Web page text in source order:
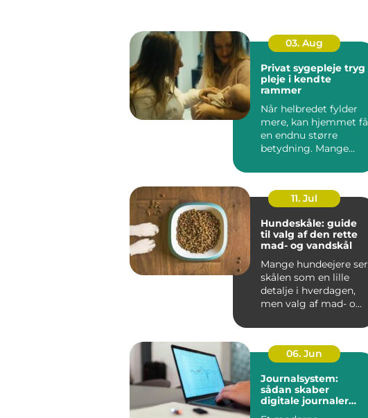
03. Aug
Privat sygepleje tryg
pleje i kendte
rammer
Når helbredet fylder
mere, kan hjemmet få
en endnu større
betydning. Mange
be...
11. Jul
Hundeskåle: guide
til valg af den rette
mad- og vandskål
Mange hundeejere ser
skålen som en lille
detalje i hverdagen,
men valg af mad- og
06. Jun
Journalsystem:
sådan skaber
digitale journaler